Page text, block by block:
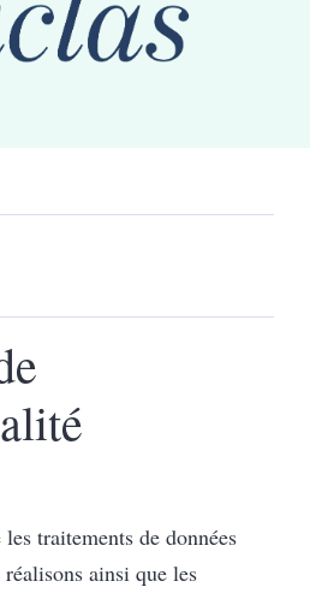
traitements de données
ainsi que les